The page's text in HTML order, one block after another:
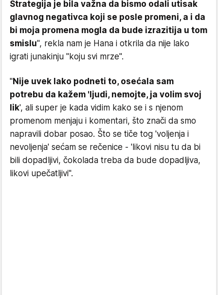
Strategija je bila važna da bismo odali utisak
glavnog negativca koji se posle promeni, a i da
bi moja promena mogla da bude izrazitija u tom
smislu", rekla nam je Hana i otkrila da nije lako
igrati junakinju "koju svi mrze".
"Nije uvek lako podneti to, osećala sam
potrebu da kažem 'ljudi, nemojte, ja volim svoj
lik', ali super je kada vidim kako se i s njenom
promenom menjaju i komentari, što znači da smo
napravili dobar posao. Što se tiče tog 'voljenja i
nevoljenja' sećam se rečenice - 'likovi nisu tu da bi
bili dopadljivi, čokolada treba da bude dopadljiva,
likovi upečatljivi".